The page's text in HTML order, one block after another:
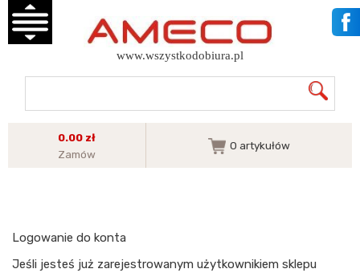
www.wszystkodobiura.pl
0.00 zł
Zamów
0 artykułów
Logowanie do konta
Jeśli jesteś już zarejestrowanym użytkownikiem sklepu